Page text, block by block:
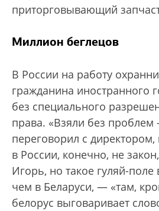
приторговывающий
Миллион беглецов
В России на работу
гражданина иностранного
без специального
права. «Взяли без
переговорил с директором,
в России, конечно, не
Игорь, но такое гуляй-
чем в Беларуси, — «там,
белорус выговаривает